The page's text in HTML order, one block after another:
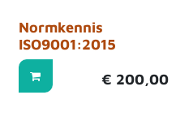
Normkennis
ISO9001:2015
€ 200,00